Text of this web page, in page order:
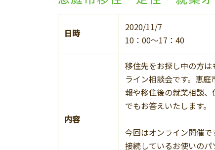
日時
2020/11/7
10：00～17：40
内容
移住先をお探し中の方
ライン相談会です。恵
報や移住後の就業相談
でもお答えいたします。
今回はオンライン開催
接続しているお使いの